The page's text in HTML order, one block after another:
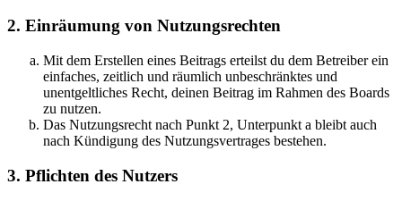
2. Einräumung von Nutzungsrechten
Mit dem Erstellen eines Beitrags erteilst du dem Betreiber ein
einfaches, zeitlich und räumlich unbeschränktes und
unentgeltliches Recht, deinen Beitrag im Rahmen des Boards
zu nutzen.
Das Nutzungsrecht nach Punkt 2, Unterpunkt a bleibt auch
nach Kündigung des Nutzungsvertrages bestehen.
3. Pflichten des Nutzers